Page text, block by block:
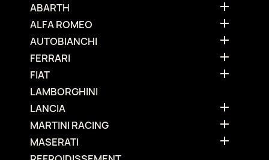
ABARTH 
ALFA ROMEO 
AUTOBIANCHI 
FERRARI 
FIAT 
LAMBORGHINI
LANCIA

MARTINI RACING 
MASERATI 